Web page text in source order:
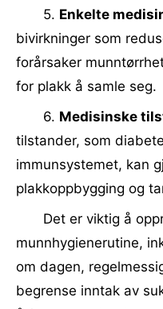
5. Enkelte
bivirkninger som
forårsaker
for plakk å samle seg.
6. Medisinske
tilstander, som
immunsystemet, kan
plakkoppbygging og
Det er viktig å
munnhygienerutine,
om dagen,
begrense inntak av